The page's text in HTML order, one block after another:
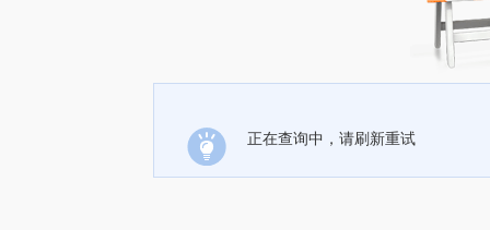
正在查询中，请刷新重试